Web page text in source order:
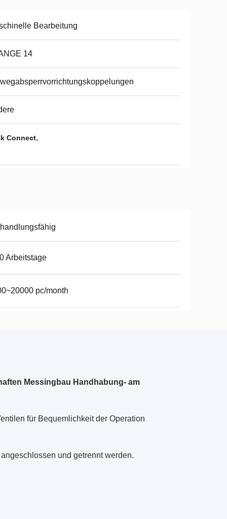
Bearbeitung
14
Connect,
Arbeitstage
pc/month
Messingbau Handhabung- am
für Bequemlichkeit der Operation
und getrennt werden.